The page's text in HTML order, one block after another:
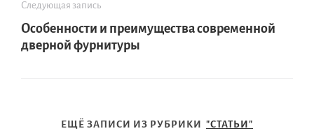
Следующая запись
Особенности и преимущества современной
дверной фурнитуры
ЕЩЁ ЗАПИСИ ИЗ РУБРИКИ "СТАТЬИ"